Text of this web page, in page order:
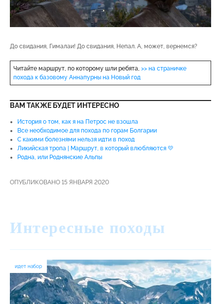
До свидания, Гималаи! До свидания, Непал. А, может, вернемся?
Читайте маршрут, по которому шли ребята, >> на страничке
похода к базовому Аннапурны на Новый год
ВАМ ТАКЖЕ БУДЕТ ИНТЕРЕСНО
История о том, как я на Петрос не взошла
Все необходимое для похода по горам Болгарии
С какими болезнями нельзя идти в поход
Ликийская тропа | Маршрут, в который влюбляются 💛
Родна, или Роднянские Альпы
ОПУБЛИКОВАНО 15 ЯНВАРЯ 2020
Интересные походы
идет набор